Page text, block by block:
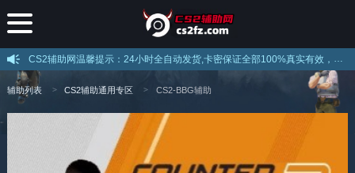
CS2辅助网温馨提示：24小时全自动发货,卡密保证全部100%真实有效，不存在假卡现象，下载后打开直接注册即可使用，注意官网提示的解压密码！
辅助列表 CS2辅助通用专区 CS2-BBG辅助